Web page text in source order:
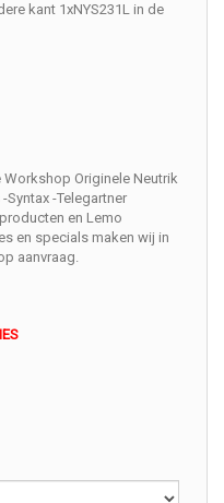
kant 1xNYS231L in de
Originele Neutrik
Syntax -Telegartner
en Lemo
en specials maken wij in
aanvraag.